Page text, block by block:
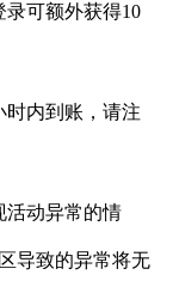
录可额外获得10
时内到账，请注
活动异常的情
导致的异常将无